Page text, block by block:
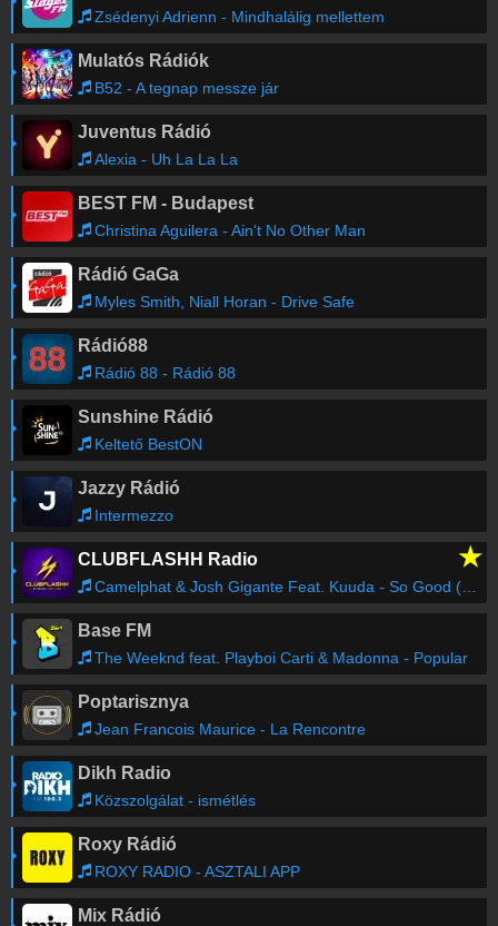
Zsédenyi Adrienn - Mindhalálig mellettem
Mulatós Rádiók
B52 - A tegnap messze jár
Juventus Rádió
Alexia - Uh La La La
BEST FM - Budapest
Christina Aguilera - Ain't No Other Man
Rádió GaGa
Myles Smith, Niall Horan - Drive Safe
Rádió88
Rádió 88 - Rádió 88
Sunshine Rádió
Keltető BestON
Jazzy Rádió
Intermezzo
CLUBFLASHH Radio ★
Camelphat & Josh Gigante Feat. Kuuda - So Good (Radio Edit)
Base FM
The Weeknd feat. Playboi Carti & Madonna - Popular
Poptarisznya
Jean Francois Maurice - La Rencontre
Dikh Radio
Közszolgálat - ismétlés
Roxy Rádió
ROXY RADIO - ASZTALI APP
Mix Rádió